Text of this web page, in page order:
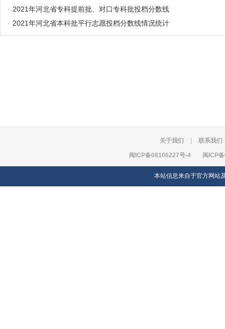
· 2021年河北省专科提前批、对口专科批投档分数线
· 2021年河北省本科批平行志愿投档分数线情况统计
关于我们 联系我们
闽ICP备08106227号-4 闽ICP
本站信息来自于官方网站